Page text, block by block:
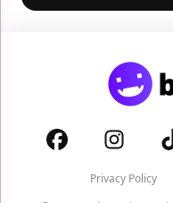
Privacy Policy